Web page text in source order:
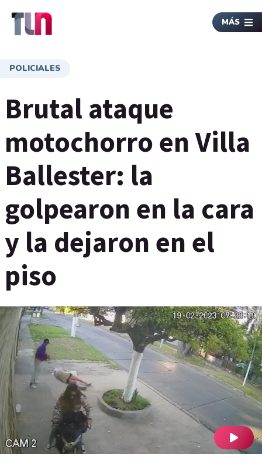
MÁS
POLICIALES
Brutal ataque
motochorro en Villa
Ballester: la
golpearon en la cara
y la dejaron en el
piso